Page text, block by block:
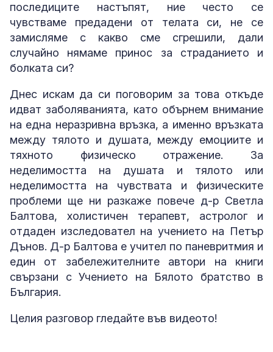
последиците настъпят, ние често се
чувстваме предадени от телата си, не се
замисляме с какво сме сгрешили, дали
случайно нямаме принос за страданието и
болката си?
Днес искам да си поговорим за това откъде
идват заболяванията, като обърнем внимание
на една неразривна връзка, а именно връзката
между тялото и душата, между емоциите и
тяхното физическо отражение. За
неделимостта на душата и тялото или
неделимостта на чувствата и физическите
проблеми ще ни разкаже повече д-р Светла
Балтова, холистичен терапевт, астролог и
отдаден изследовател на учението на Петър
Дънов. Д-р Балтова е учител по паневритмия и
един от забележителните автори на книги
свързани с Учението на Бялото братство в
България.
Целия разговор гледайте във видеото!